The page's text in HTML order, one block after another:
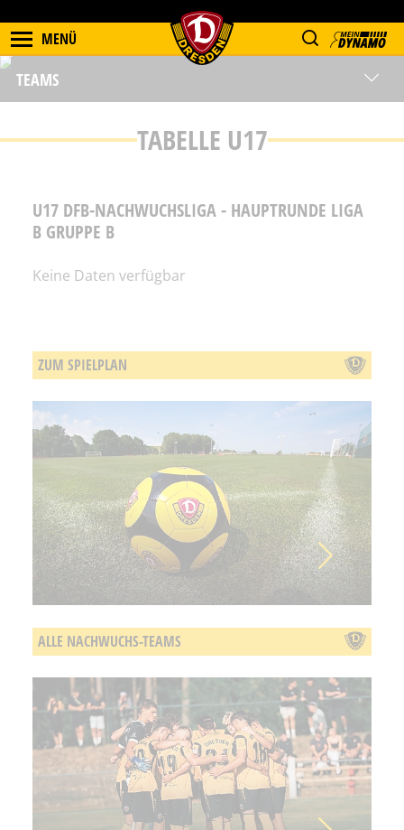
MENÜ
TEAMS
TABELLE U17
U17 DFB-NACHWUCHSLIGA - HAUPTRUNDE LIGA
B GRUPPE B
Keine Daten verfügbar
ZUM SPIELPLAN
ALLE NACHWUCHS-TEAMS